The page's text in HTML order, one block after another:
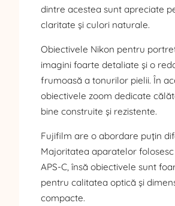
dintre acestea sunt apreciate
claritate și culori naturale.
Obiectivele Nikon pentru
imagini foarte detaliate și o
frumoasă a tonurilor pielii. În
obiectivele zoom dedicate
bine construite și rezistente.
Fujifilm are o abordare puțin
Majoritatea aparatelor
APS-C, însă obiectivele sunt
pentru calitatea optică și
compacte.